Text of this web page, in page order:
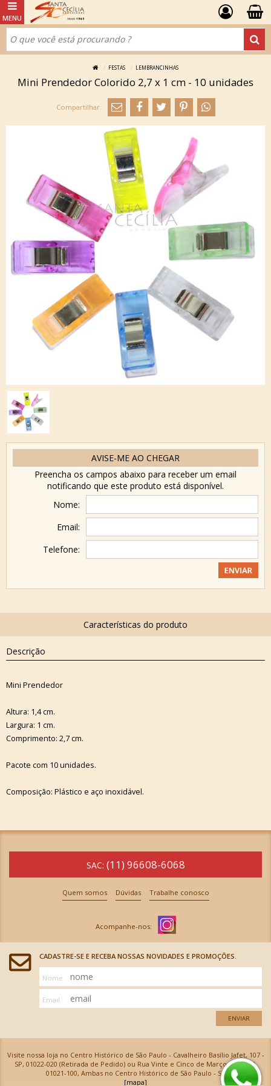
FESTAS LEMBRANCINHAS
Mini Prendedor Colorido 2,7 x 1 cm - 10 unidades
AVISE-ME AO CHEGAR
Preencha os campos abaixo para receber um email
notificando que este produto está disponível.
Nome:
Email:
Telefone:
Descrição
Mini Prendedor
Altura: 1,4 cm.
Largura: 1 cm.
Comprimento: 2,7 cm.
Pacote com 10 unidades.
Composição: Plástico e aço inoxidável.
SAC: (11) 96608-6068
Quem somos Dúvidas Trabalhe conosco
CADASTRE-SE E RECEBA NOSSAS NOVIDADES E PROMOÇÕES.
Nome
Email
ENVIAR
Visite nossa loja no Centro Histórico de São Paulo - Cavalheiro Basílio Jafet, 107 -
SP, 01022-020 (Retirada de Pedido) ou Rua Vinte e Cinco de Março, 576 - SP,
01021-100, Ambas no Centro Histórico de São Paulo - SP
[mapa]